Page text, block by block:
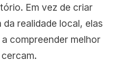
Em vez de criar
da realidade local, elas
compreender melhor